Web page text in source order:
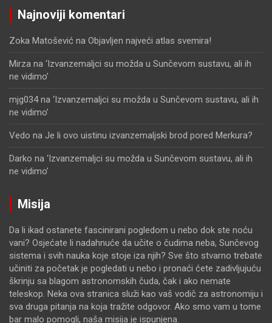
Najnoviji komentari
Zoka Matošević na Objavljen najveći atlas svemira!
Mirza na ‘Izvanzemaljci su možda u Sunčevom sustavu, ali ih
ne vidimo’
mjg034na ‘Izvanzemaljci su možda u Sunčevom sustavu, ali ih
ne vidimo’
Vedo na Je li ovo uistinu izvanzemaljski brod pored Merkura?
Darko na ‘Izvanzemaljci su možda u Sunčevom sustavu, ali ih
ne vidimo’
Misija
Da li ikad ostanete fascinirani pogledom u nebo dok ste noću
vani? Osjećate li nadahnuće da učite o čudima neba, Sunčevog
sistema i svih nauka koje stoje iza njih? Sve što stvarno trebate
učiniti za početak je pogledati u nebo i pronaći ćete zadivljujuću
škrinju sa blagom astronomskih čuda, čak i ako nemate
teleskop. Neka ova stranica služi kao vaš vodič za astronomiju i
sva druga pitanja na koja tražite odgovor. Ako smo vam u tome
bar malo pomogli, naša misija je ispunjena.